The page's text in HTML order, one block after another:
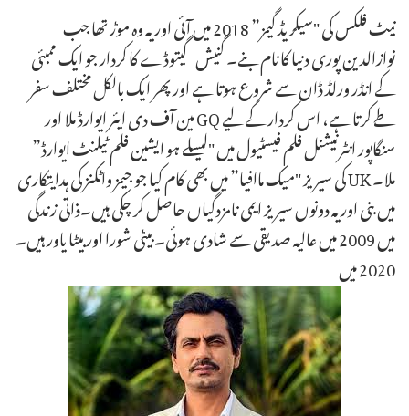
نیٹ فلکس کی "سیکریڈ گیمز” 2018 میں آئی اور یہ وہ موڑ تھا جب
نوازالدین پوری دنیا کا نام بنے۔ گنیش گیتوڈے کا کردار جو ایک ممبئی
کے انڈر ورلڈ ڈان سے شروع ہوتا ہے اور پھر ایک بالکل مختلف سفر
طے کرتا ہے، اس کردار کے لیے GQ مین آف دی ایئر ایوارڈ ملا اور
سنگاپور انٹرنیشنل فلم فیسٹیول میں "لیسلے ہو ایشین فلم ٹیلنٹ ایوارڈ”
ملا۔ UK کی سیریز "میک ماافیا” میں بھی کام کیا جو جیمز واٹکنز کی ہدایتکاری
میں بنی اور یہ دونوں سیریز ایمی نامزدگیاں حاصل کر چکی ہیں۔ذاتی زندگی
میں 2009 میں عالیہ صدیقی سے شادی ہوئی۔ بیٹی شورا اور بیٹا یاور ہیں۔
2020 میں